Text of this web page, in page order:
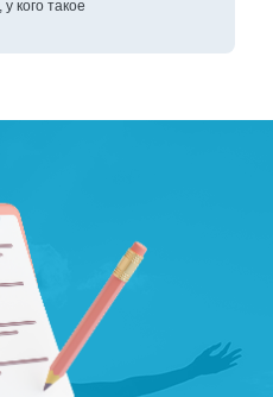
кого такое